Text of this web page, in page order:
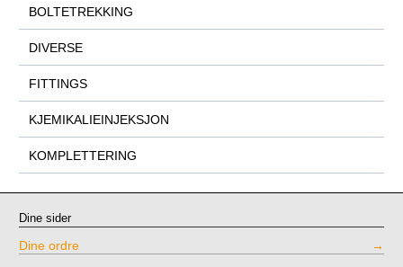
BOLTETREKKING
DIVERSE
FITTINGS
KJEMIKALIEINJEKSJON
KOMPLETTERING
Dine sider
Dine ordre